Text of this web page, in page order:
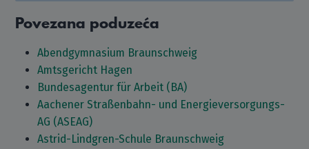
Povezana poduzeća
Abendgymnasium Braunschweig
Amtsgericht Hagen
Bundesagentur für Arbeit (BA)
Aachener Straßenbahn- und Energieversorgungs-
AG (ASEAG)
Astrid-Lindgren-Schule Braunschweig